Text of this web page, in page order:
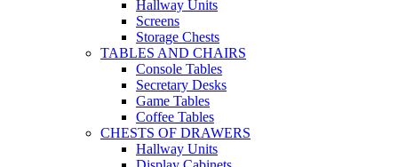
Hallway Units
Screens
Storage Chests
TABLES AND CHAIRS
Console Tables
Secretary Desks
Game Tables
Coffee Tables
CHESTS OF DRAWERS
Hallway Units